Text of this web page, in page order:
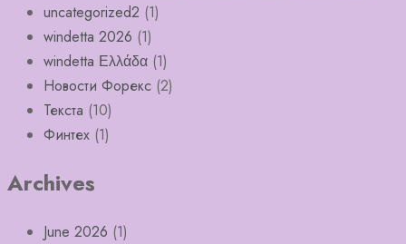
uncategorized2 (1)
windetta 2026 (1)
windetta Ελλάδα (1)
Новости Форекс (2)
Текста (10)
Финтех (1)
Archives
June 2026 (1)